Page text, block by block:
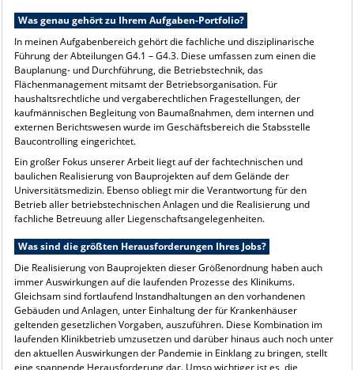
Was genau gehört zu Ihrem Aufgaben-Portfolio?
In meinen Aufgabenbereich gehört die fachliche und disziplinarische
Führung der Abteilungen G4.1 – G4.3. Diese umfassen zum einen die
Bauplanung- und Durchführung, die Betriebstechnik, das
Flächenmanagement mitsamt der Betriebsorganisation. Für
haushaltsrechtliche und vergaberechtlichen Fragestellungen, der
kaufmännischen Begleitung von Baumaßnahmen, dem internen und
externen Berichtswesen wurde im Geschäftsbereich die Stabsstelle
Baucontrolling eingerichtet.
Ein großer Fokus unserer Arbeit liegt auf der fachtechnischen und
baulichen Realisierung von Bauprojekten auf dem Gelände der
Universitätsmedizin. Ebenso obliegt mir die Verantwortung für den
Betrieb aller betriebstechnischen Anlagen und die Realisierung und
fachliche Betreuung aller Liegenschaftsangelegenheiten.
Was sind die größten Herausforderungen Ihres Jobs?
Die Realisierung von Bauprojekten dieser Größenordnung haben auch
immer Auswirkungen auf die laufenden Prozesse des Klinikums.
Gleichsam sind fortlaufend Instandhaltungen an den vorhandenen
Gebäuden und Anlagen, unter Einhaltung der für Krankenhäuser
geltenden gesetzlichen Vorgaben, auszuführen. Diese Kombination im
laufenden Klinikbetrieb umzusetzen und darüber hinaus auch noch unter
den aktuellen Auswirkungen der Pandemie in Einklang zu bringen, stellt
eine spannende Herausforderung dar. Umso wichtiger ist es, die